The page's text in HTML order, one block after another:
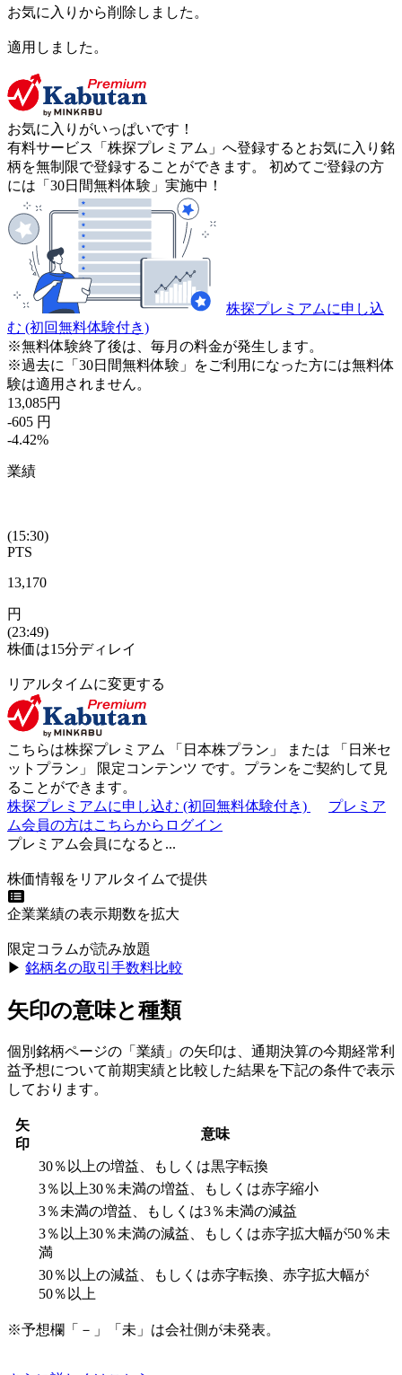
お気に入りから削除しました。
適用しました。
お気に入りがいっぱいです！
有料サービス「株探プレミアム」へ登録するとお気に入り銘
柄を無制限で登録することができます。 初めてご登録の方
には「30日間無料体験」実施中！
株探プレミアムに申し込
む (初回無料体験付き)
※無料体験終了後は、毎月の料金が発生します。
※過去に「30日間無料体験」をご利用になった方には無料体
験は適用されません。
13,085円
-605 円
-4.42%
業績
(15:30)
PTS
13,170
円
(23:49)
株価は15分ディレイ
リアルタイムに変更する
こちらは株探プレミアム 「 日本株プラン 」 または 「 日米セ
ットプラン 」 限定コンテンツ です。プランをご契約して見
ることができます。
株探プレミアムに申し込む (初回無料体験付き)
プレミア
ム会員の方はこちらからログイン
プレミアム会員になると...
株価情報をリアルタイムで提供
企業業績の表示期数を拡大
限定コラムが読み放題
▶︎ 銘柄名の取引手数料比較
矢印の意味と種類
個別銘柄ページの「業績」の矢印は、通期決算の今期経常利
益予想について前期実績と比較した結果を下記の条件で表示
しております。
矢
印
意味
30％以上の増益、もしくは黒字転換
3％以上30％未満の増益、もしくは赤字縮小
3％未満の増益、もしくは3％未満の減益
3％以上30％未満の減益、もしくは赤字拡大幅が50％未
満
30％以上の減益、もしくは赤字転換、赤字拡大幅が
50％以上
※予想欄「－」「未」は会社側が未発表。